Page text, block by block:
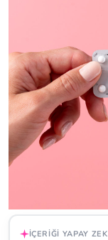
İÇERIĞI YAPAY